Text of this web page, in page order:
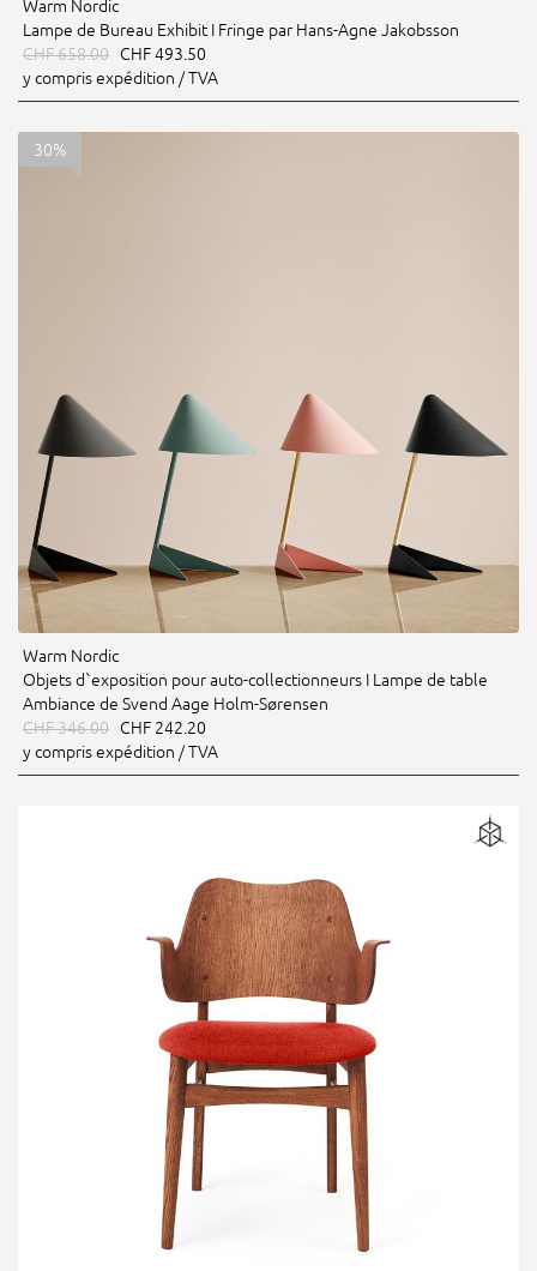
Warm Nordic
Lampe de Bureau Exhibit I Fringe par Hans-Agne Jakobsson
CHF 658.00 CHF 493.50
y compris expédition / TVA
30%
Warm Nordic
Objets d`exposition pour auto-collectionneurs I Lampe de table
Ambiance de Svend Aage Holm-Sørensen
CHF 346.00 CHF 242.20
y compris expédition / TVA